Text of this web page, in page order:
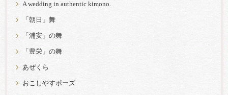
A wedding in authentic kimono.
「朝日」舞
「浦安」の舞
「豊栄」の舞
あぜくら
おこしやすポーズ